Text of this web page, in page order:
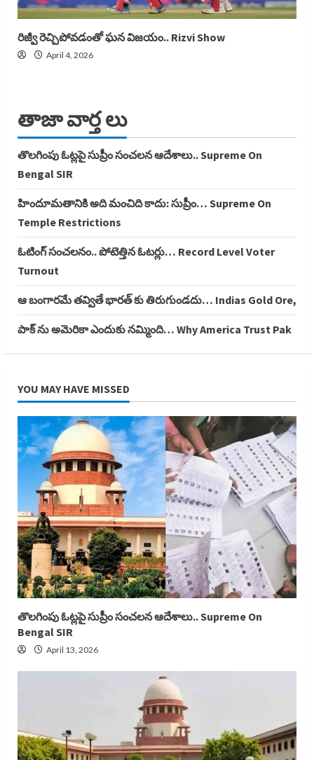
రిజ్వీ రెచ్చిపోవడంతో ఘన విజయం.. Rizvi Show
April 4, 2026
తాజా వార్త లు
తొలగింపు ఓట్లపై సుప్రీం సంచలన ఆదేశాలు.. Supreme On
Bengal SIR
హిందూమతానికి అది మంచిది కాదు: సుప్రీం… Supreme On
Temple Restrictions
ఓటింగ్ సంచలనం.. పోటెత్తిన ఓటర్లు… Record Level Voter
Turnout
ఆ బంగారమే తవ్వితే భారత్ కు తిరుగుండదు… Indias Gold Ore,
పాక్ ను అమెరికా ఎందుకు నమ్మింది… Why America Trust Pak
YOU MAY HAVE MISSED
తొలగింపు ఓట్లపై సుప్రీం సంచలన ఆదేశాలు.. Supreme On
Bengal SIR
April 13, 2026